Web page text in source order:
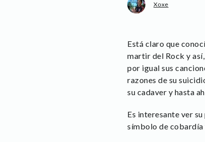
Xoxe
Está claro que
martir del Rock y
por igual sus
razones de su
su cadaver y hasta
Es interesante ver
símbolo de